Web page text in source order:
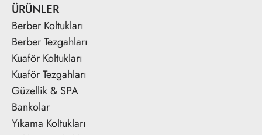
ÜRÜNLER
Berber Koltukları
Berber Tezgahları
Kuaför Koltukları
Kuaför Tezgahları
Güzellik & SPA
Bankolar
Yıkama Koltukları